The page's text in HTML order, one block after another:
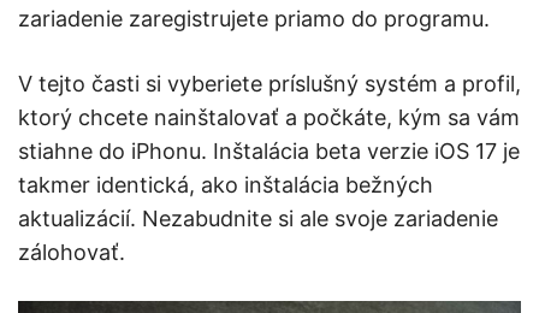
zariadenie zaregistrujete priamo do programu.
V tejto časti si vyberiete príslušný systém a profil,
ktorý chcete nainštalovať a počkáte, kým sa vám
stiahne do iPhonu. Inštalácia beta verzie iOS 17 je
takmer identická, ako inštalácia bežných
aktualizácií. Nezabudnite si ale svoje zariadenie
zálohovať.